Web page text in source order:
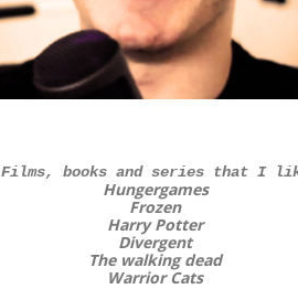
Films, books and series that I
Hungergames
Frozen
Harry Potter
Divergent
The walking dead
Warrior Cats